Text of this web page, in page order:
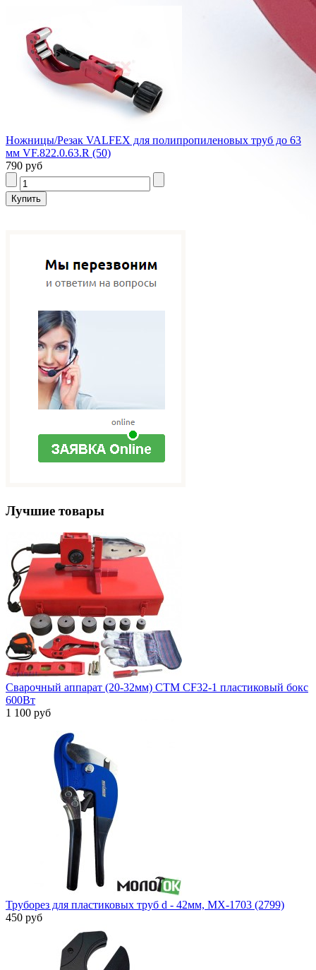
Ножницы/Резак VALFEX для полипропиленовых труб до 63
мм VF.822.0.63.R (50)
790 руб
Лучшие товары
Сварочный аппарат (20-32мм) СТМ CF32-1 пластиковый бокс
600Вт
1 100 руб
Труборез для пластиковых труб d - 42мм, МХ-1703 (2799)
450 руб